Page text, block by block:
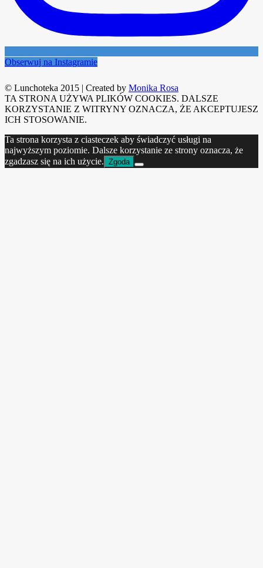
Obserwuj na Instagramie
© Lunchoteka 2015 Created by Monika Rosa
TA STRONA UŻYWA PLIKÓW COOKIES. DALSZE
KORZYSTANIE Z WITRYNY OZNACZA, ŻE AKCEPTUJESZ
ICH STOSOWANIE.
Ta strona korzysta z ciasteczek aby świadczyć usługi na
najwyższym poziomie. Dalsze korzystanie ze strony oznacza, że
zgadzasz się na ich użycie. Zgoda